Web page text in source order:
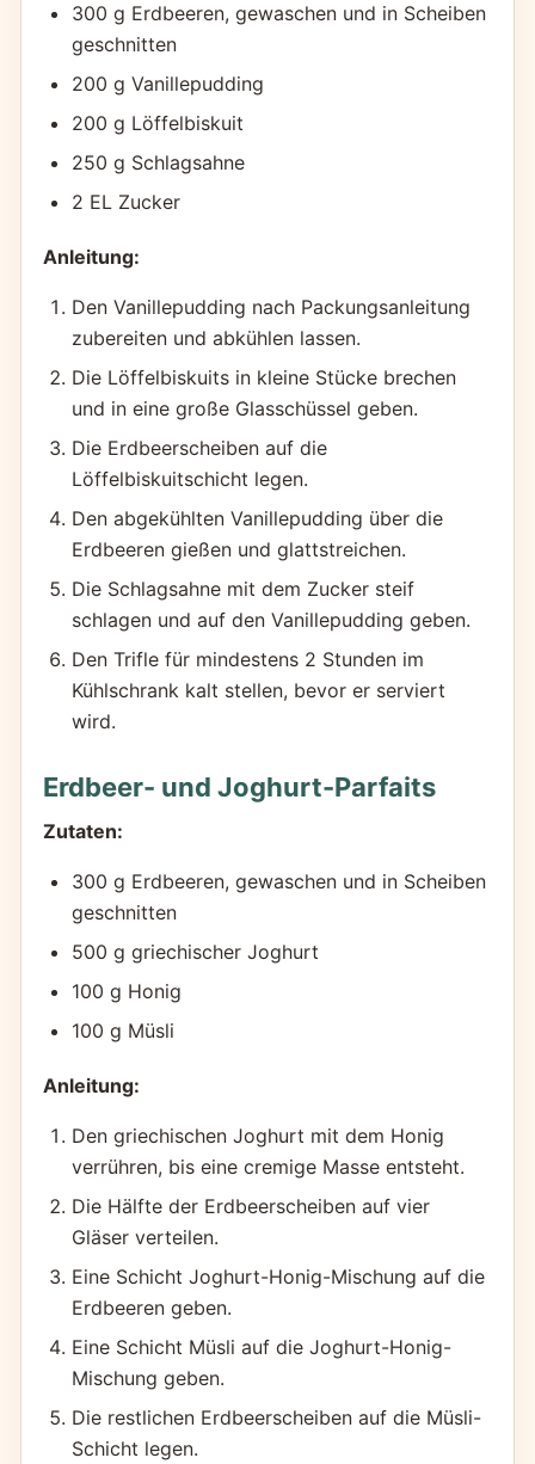
300 g Erdbeeren, gewaschen und in Scheiben
geschnitten
200 g Vanillepudding
200 g Löffelbiskuit
250 g Schlagsahne
2 EL Zucker
Anleitung:
Den Vanillepudding nach Packungsanleitung
zubereiten und abkühlen lassen.
Die Löffelbiskuits in kleine Stücke brechen
und in eine große Glasschüssel geben.
Die Erdbeerscheiben auf die
Löffelbiskuitschicht legen.
Den abgekühlten Vanillepudding über die
Erdbeeren gießen und glattstreichen.
Die Schlagsahne mit dem Zucker steif
schlagen und auf den Vanillepudding geben.
Den Trifle für mindestens 2 Stunden im
Kühlschrank kalt stellen, bevor er serviert
wird.
Erdbeer- und Joghurt-Parfaits
Zutaten:
300 g Erdbeeren, gewaschen und in Scheiben
geschnitten
500 g griechischer Joghurt
100 g Honig
100 g Müsli
Anleitung:
Den griechischen Joghurt mit dem Honig
verrühren, bis eine cremige Masse entsteht.
Die Hälfte der Erdbeerscheiben auf vier
Gläser verteilen.
Eine Schicht Joghurt-Honig-Mischung auf die
Erdbeeren geben.
Eine Schicht Müsli auf die Joghurt-Honig-
Mischung geben.
Die restlichen Erdbeerscheiben auf die Müsli-
Schicht legen.